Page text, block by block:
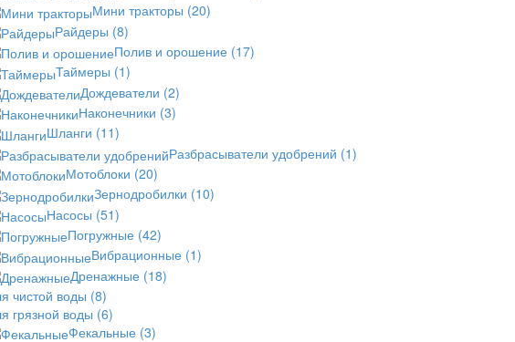
Мини тракторы (20)
Райдеры (8)
Полив и орошение (17)
Таймеры (1)
Дождеватели (2)
Наконечники (3)
Шланги (11)
Разбрасыватели удобрений (1)
Мотоблоки (20)
Зернодробилки (10)
Насосы (51)
Погружные (42)
Вибрационные (1)
Дренажные (18)
чистой воды (8)
грязной воды (6)
Фекальные (3)